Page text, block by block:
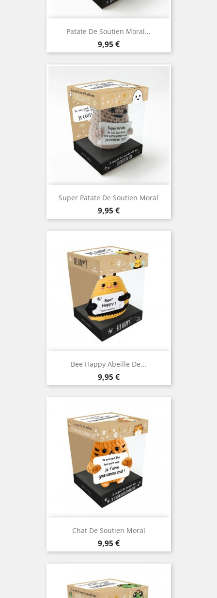
Patate De Soutien Moral...
Prix
9,95 €
Super Patate De Soutien Moral
Prix
9,95 €
Bee Happy Abeille De...
Prix
9,95 €
Chat De Soutien Moral
Prix
9,95 €